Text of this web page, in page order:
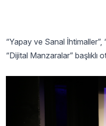
“Yapay ve Sanal İhtimaller”,
“Dijital Manzaralar”